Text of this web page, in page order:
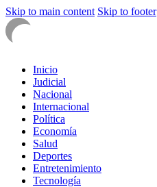
Skip to main content Skip to footer
Inicio
Judicial
Nacional
Internacional
Política
Economía
Salud
Deportes
Entretenimiento
Tecnología